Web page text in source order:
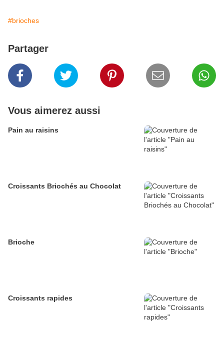
#brioches
Partager
Vous aimerez aussi
Pain au raisins
Croissants Briochés au Chocolat
Brioche
Croissants rapides